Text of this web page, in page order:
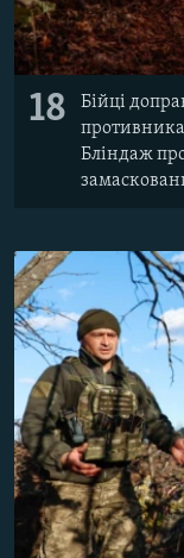
18
Бійці
Бліндаж